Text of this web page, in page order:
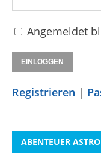
Angemeldet
Registrieren |
ABENTEUER